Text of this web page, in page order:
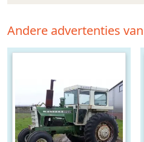
Andere advertenties van